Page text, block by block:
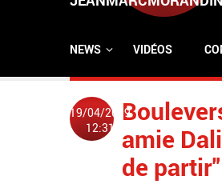
NEWS VIDÉOS
19/04/2019
12:31 amie
de